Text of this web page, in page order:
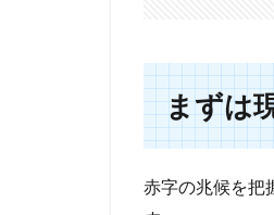
まずは
赤字の兆候を把